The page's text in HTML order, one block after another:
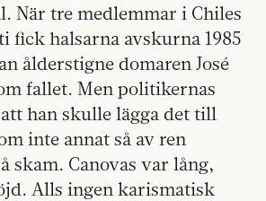
När tre medlemmar i Chiles
fick halsarna avskurna 1985
ålderstigne domaren José
fallet. Men politikernas
han skulle lägga det till
inte annat så av ren
skam. Canovas var lång,
Alls ingen karismatisk